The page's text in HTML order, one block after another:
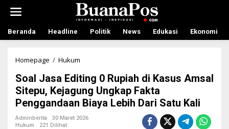
t
Beranda Headline Politik News Edukasi Ekonomi
Homepage / Hukum
a
l
J
a
s
Soal Jasa Editing 0 Rupiah di Kasus Amsal
Sitepu, Kejagung Ungkap Fakta
Penggandaan Biaya Lebih Dari Satu Kali
Adminberita
30 Maret 2026
Hukum
221 Dilihat